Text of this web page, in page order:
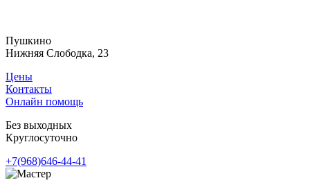
Пушкино
Нижняя Слободка, 23
Цены
Контакты
Онлайн помощь
Без выходных
Круглосуточно
+7(968)646-44-41